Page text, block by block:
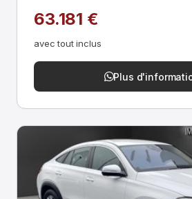
63.181 €
avec tout inclus
Plus